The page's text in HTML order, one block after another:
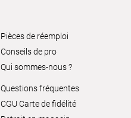
Pièces de réemploi
Conseils de pro
Qui sommes-nous ?
Questions fréquentes
CGU Carte de fidélité